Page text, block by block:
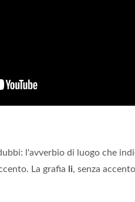
l'avverbio di luogo che
La grafia li, senza